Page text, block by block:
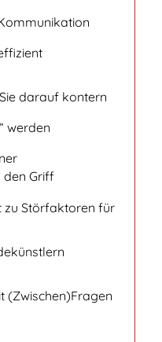
darauf kontern
werden
den Griff
zu Störfaktoren für
(Zwischen)Fragen